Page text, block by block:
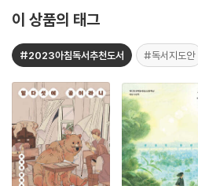
이 상품의 태그
#2023아침독서추천도서 #독서지도안